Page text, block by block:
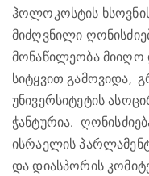
ჰოლოკოსტის
მიძღვნილი
მონაწილეობა მიიღო
სიტყვით გამოვიდა,
უნივერსიტეტის
ჭანტურია.
ისრაელის
და დიასპორის